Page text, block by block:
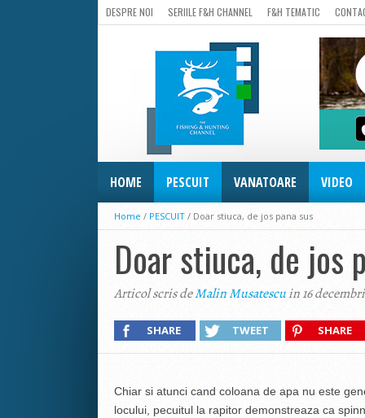
DESPRE NOI SERIILE F&H CHANNEL F&H TEMATIC
HOME PESCUIT VANATOARE VIDEO
Home / PESCUIT / Doar stiuca, de jos pana sus
Doar stiuca, de jos
Articol scris deMalin Musatescuin 16
SHARE TWEET SHARE
Chiar si atunci cand coloana de apa nu este
locului, pecuitul la rapitor demonstreaza ca